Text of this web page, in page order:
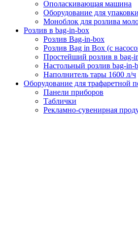
Ополаскивающая машина
Оборудование для
Моноблок для розлива
Розлив в bag-in-box
Розлив Bag-in-box
Розлив Bag in Box (с
Простейший розлив в bag-
Настольный розлив bag-in-
Наполнитель тары 1600 л/ч
Оборудование для трафаретной
Панели приборов
Таблички
Рекламно-сувенирная